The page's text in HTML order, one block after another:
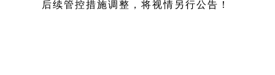
后续管控措施调整，将视情另行公告！